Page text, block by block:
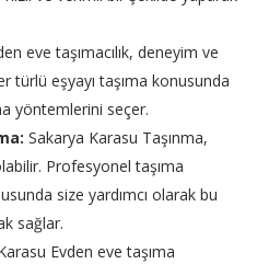
eve taşımacılık, deneyim ve
türlü eşyayı taşıma konusunda
yöntemlerini seçer.
Sakarya Karasu Taşınma,
Profesyonel taşıma
size yardımcı olarak bu
sağlar.
Evden eve taşıma